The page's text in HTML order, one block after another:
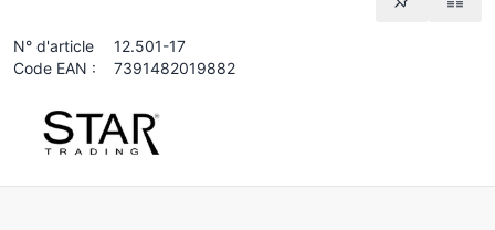
N° d'article
12.501-17
Code EAN :
7391482019882